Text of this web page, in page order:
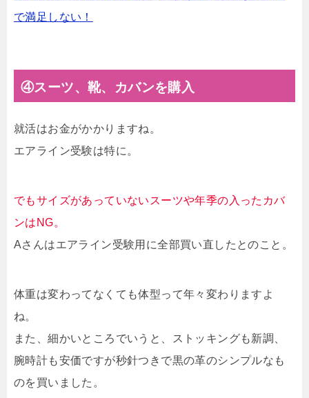
で満足しない！
④スーツ、靴、カバンを購入
就活はお金がかかりますね。
エアライン受験は特に。
でもサイズがあっていないスーツや年季の入ったカバ
ンはNG。
Aさんはエアライン受験用に全部買い直したとのこと。
体重は変わってなくても体型って年々変わりますよ
ね。
また、細かいところでいうと、ストッキングも新調、
腕時計も安価ですが秒針つきで黒の革のシンプルなも
のを買いました。